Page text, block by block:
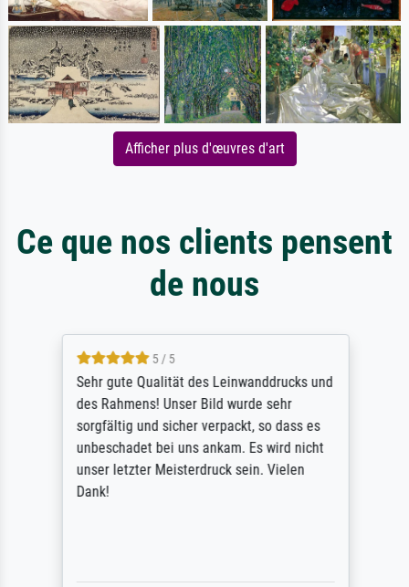
Afficher plus d'œuvres d'art
Ce que nos clients pensent
de nous
5 / 5
Sehr gute Qualität des Leinwanddrucks und
des Rahmens! Unser Bild wurde sehr
sorgfältig und sicher verpackt, so dass es
unbeschadet bei uns ankam. Es wird nicht
unser letzter Meisterdruck sein. Vielen
Dank!